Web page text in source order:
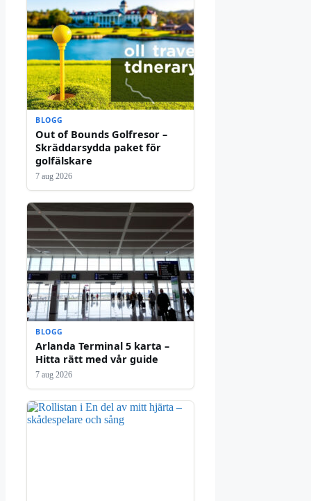
BLOGG
Out of Bounds Golfresor –
Skräddarsydda paket för
golfälskare
7 aug 2026
BLOGG
Arlanda Terminal 5 karta –
Hitta rätt med vår guide
7 aug 2026